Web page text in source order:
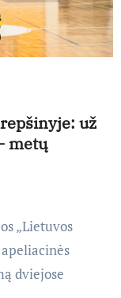
už
metų
„Lietuvos
dviejose